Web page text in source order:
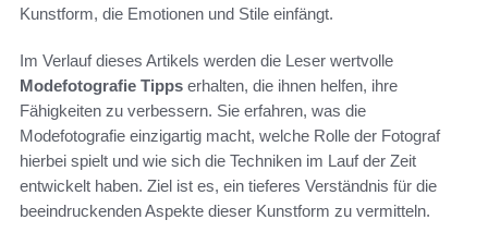
Kunstform, die Emotionen und Stile einfängt.
Im Verlauf dieses Artikels werden die Leser wertvolle
Modefotografie Tipps erhalten, die ihnen helfen, ihre
Fähigkeiten zu verbessern. Sie erfahren, was die
Modefotografie einzigartig macht, welche Rolle der Fotograf
hierbei spielt und wie sich die Techniken im Lauf der Zeit
entwickelt haben. Ziel ist es, ein tieferes Verständnis für die
beeindruckenden Aspekte dieser Kunstform zu vermitteln.